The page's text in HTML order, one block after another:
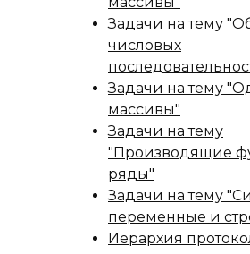
Задачи на тему
числовых
Задачи на тему
массивы"
Задачи на тему
"Производящие
ряды"
Задачи на тему
переменные и
Иерархия